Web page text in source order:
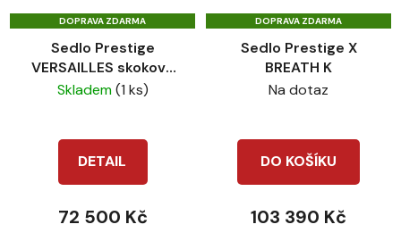
DOPRAVA ZDARMA
Sedlo Prestige
VERSAILLES skokové
dvojitá kůže
Skladem(1 ks)
DETAIL
72 500 Kč
DOPRAVA ZDARMA
Sedlo Prestige X
BREATH K
Na dotaz
DO KOŠÍKU
103 390 Kč